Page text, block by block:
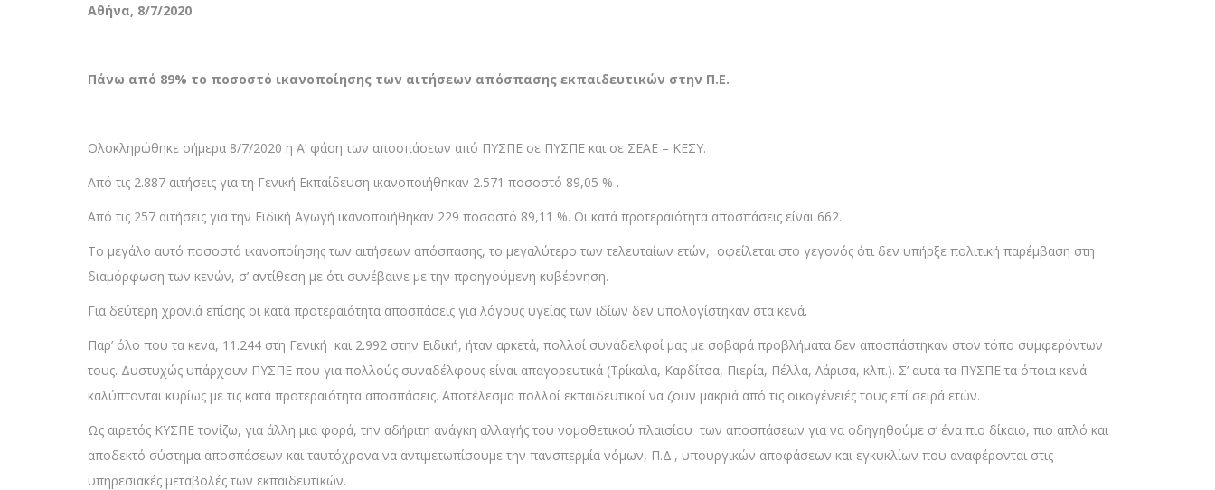
Αθήνα, 8/7/2020
Πάνω από 89% το ποσοστό ικανοποίησης των αιτήσεων απόσπασης εκπαιδευτικών στην Π.Ε.
Ολοκληρώθηκε σήμερα 8/7/2020 η Α’ φάση των αποσπάσεων από ΠΥΣΠΕ σε ΠΥΣΠΕ και σε ΣΕΑΕ – ΚΕΣΥ.
Από τις 2.887 αιτήσεις για τη Γενική Εκπαίδευση ικανοποιήθηκαν 2.571 ποσοστό 89,05 % .
Από τις 257 αιτήσεις για την Ειδική Αγωγή ικανοποιήθηκαν 229 ποσοστό 89,11 %. Οι κατά προτεραιότητα αποσπάσεις είναι 662.
Το μεγάλο αυτό ποσοστό ικανοποίησης των αιτήσεων απόσπασης, το μεγαλύτερο των τελευταίων ετών, οφείλεται στο γεγονός ότι δεν υπήρξε πολιτική παρέμβαση στη
διαμόρφωση των κενών, σ’ αντίθεση με ότι συνέβαινε με την προηγούμενη κυβέρνηση.
Για δεύτερη χρονιά επίσης οι κατά προτεραιότητα αποσπάσεις για λόγους υγείας των ιδίων δεν υπολογίστηκαν στα κενά.
Παρ’ όλο που τα κενά, 11.244 στη Γενική και 2.992 στην Ειδική, ήταν αρκετά, πολλοί συνάδελφοί μας με σοβαρά προβλήματα δεν αποσπάστηκαν στον τόπο συμφερόντων
τους. Δυστυχώς υπάρχουν ΠΥΣΠΕ που για πολλούς συναδέλφους είναι απαγορευτικά (Τρίκαλα, Καρδίτσα, Πιερία, Πέλλα, Λάρισα, κλπ.). Σ’ αυτά τα ΠΥΣΠΕ τα όποια κενά
καλύπτονται κυρίως με τις κατά προτεραιότητα αποσπάσεις. Αποτέλεσμα πολλοί εκπαιδευτικοί να ζουν μακριά από τις οικογένειές τους επί σειρά ετών.
Ως αιρετός ΚΥΣΠΕ τονίζω, για άλλη μια φορά, την αδήριτη ανάγκη αλλαγής του νομοθετικού πλαισίου των αποσπάσεων για να οδηγηθούμε σ’ ένα πιο δίκαιο, πιο απλό και
αποδεκτό σύστημα αποσπάσεων και ταυτόχρονα να αντιμετωπίσουμε την πανσπερμία νόμων, Π.Δ., υπουργικών αποφάσεων και εγκυκλίων που αναφέρονται στις
υπηρεσιακές μεταβολές των εκπαιδευτικών.